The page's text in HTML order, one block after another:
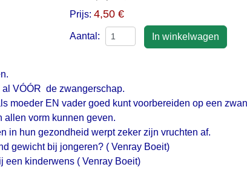
Prijs: 4,50 €
Aantal:
VÓÓR de zwangerschap.
moeder EN vader goed kunt voorbereiden op een
allen vorm kunnen geven.
in hun gezondheid werpt zeker zijn vruchten af.
gewicht bij jongeren? ( Venray Boeit)
een kinderwens ( Venray Boeit)